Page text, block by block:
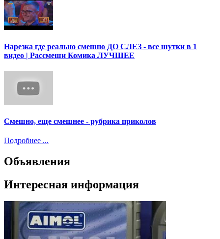
Нарезка где реально смешно ДО СЛЕЗ - все шутки в 1
видео | Рассмеши Комика ЛУЧШЕЕ
Смешно, еще смешнее - рубрика приколов
Подробнее ...
Объявления
Интересная информация